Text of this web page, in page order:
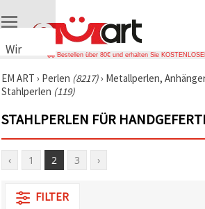
Wir
Cookies
🍪 Wir
Cookies
ähnliche
um das
der Website
Bestellen über 80€ und erhalten Sie
EM ART › Perlen (8217)› Metallperlen,
Stahlperlen (119)
STAHLPERLEN FÜR
‹ 1 2 3 ›
FILTER